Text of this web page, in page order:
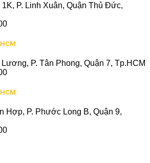
1K, P. Linh Xuân, Quận Thủ Đức,
P. Tân Phong, Quận 7, Tp.HCM
Hợp, P. Phước Long B, Quận 9,